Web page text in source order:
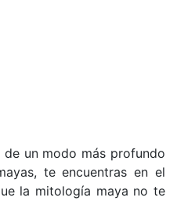
un modo más profundo
te encuentras en el
la mitología maya no te